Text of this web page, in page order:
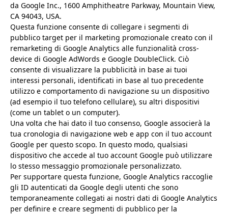
da Google Inc., 1600 Amphitheatre Parkway, Mountain View,
CA 94043, USA.
Questa funzione consente di collegare i segmenti di
pubblico target per il marketing promozionale creato con il
remarketing di Google Analytics alle funzionalità cross-
device di Google AdWords e Google DoubleClick. Ciò
consente di visualizzare la pubblicità in base ai tuoi
interessi personali, identificati in base al tuo precedente
utilizzo e comportamento di navigazione su un dispositivo
(ad esempio il tuo telefono cellulare), su altri dispositivi
(come un tablet o un computer).
Una volta che hai dato il tuo consenso, Google associerà la
tua cronologia di navigazione web e app con il tuo account
Google per questo scopo. In questo modo, qualsiasi
dispositivo che accede al tuo account Google può utilizzare
lo stesso messaggio promozionale personalizzato.
Per supportare questa funzione, Google Analytics raccoglie
gli ID autenticati da Google degli utenti che sono
temporaneamente collegati ai nostri dati di Google Analytics
per definire e creare segmenti di pubblico per la